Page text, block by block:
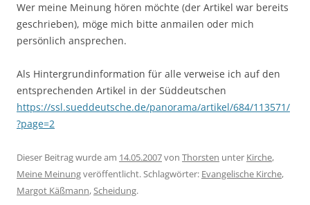
Wer meine Meinung hören möchte (der Artikel war bereits
geschrieben), möge mich bitte anmailen oder mich
persönlich ansprechen.
Als Hintergrundinformation für alle verweise ich auf den
entsprechenden Artikel in der Süddeutschen
https://ssl.sueddeutsche.de/panorama/artikel/684/113571/
?page=2
Dieser Beitrag wurde am 14.05.2007von Thorsten unter Kirche,
Meine Meinungveröffentlicht. Schlagwörter: Evangelische Kirche,
Margot Käßmann,Scheidung.